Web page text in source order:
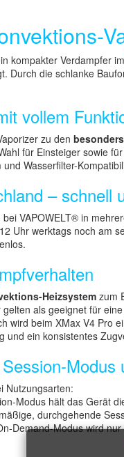
kompakter Verdampfer
Durch die schlanke
vollem
zu den
für Einsteiger sowie
Wasserfilter-
– schnell
bei VAPOWELT® in
Uhr werktags noch am
Heizsystemzum
als geeignet für
wird beim XMax V4 Pro
und ein konsistentes
Nutzungsarten:
Modus hält das Gerät
durchgehende
Demand-Modus wird